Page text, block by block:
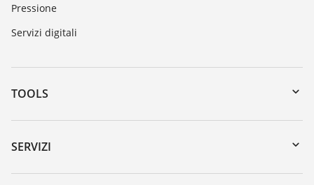
Pressione
Servizi digitali
TOOLS
Downloads
Ricerca numero di serie
SERVIZI
Reso apparecchio